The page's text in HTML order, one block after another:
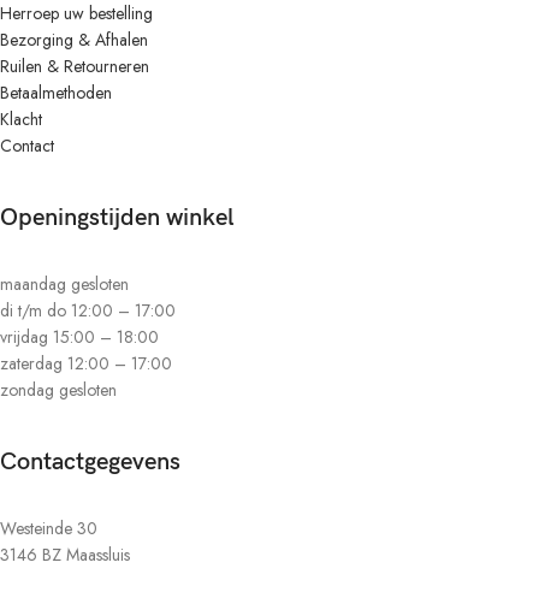
Herroep uw bestelling
Bezorging & Afhalen
Ruilen & Retourneren
Betaalmethoden
Klacht
Contact
Openingstijden winkel
maandag gesloten
di t/m do 12:00 – 17:00
vrijdag 15:00 – 18:00
zaterdag 12:00 – 17:00
zondag gesloten
Contactgegevens
Westeinde 30
3146 BZ Maassluis